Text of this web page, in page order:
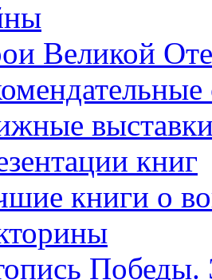
Великой
книг
книги о
Победы.